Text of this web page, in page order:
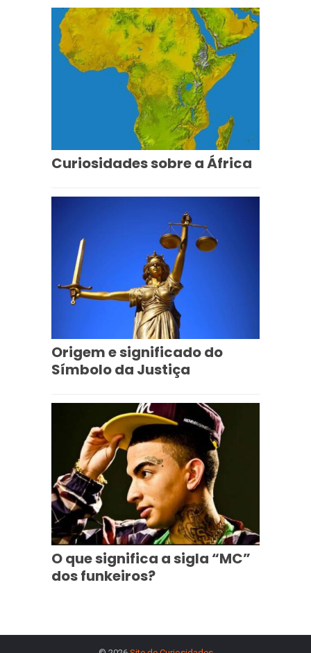
Curiosidades sobre a África
Origem e significado do
Símbolo da Justiça
O que significa a sigla “MC”
dos funkeiros?